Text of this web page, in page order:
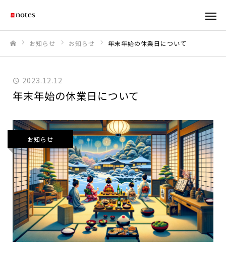
お知らせ お知らせ 年末年始の休業日について
2023.12.12
年末年始の休業日について
お知らせ